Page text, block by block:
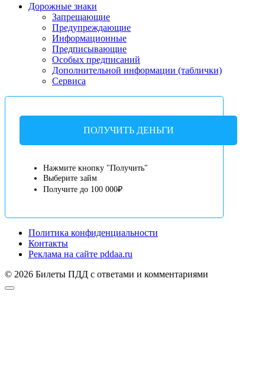
Дорожные знаки
Запрещающие
Предупреждающие
Информационные
Предписывающие
Особых предписаний
Дополнительной информации (таблички)
Сервиса
ПОЛУЧИТЬ ДЕНЬГИ
Нажмите кнопку "Получить"
Выберите займ
Получите до 100 000₽
Политика конфиденциальности
Контакты
Реклама на сайте pddaa.ru
© 2026 Билеты ПДД с ответами и комментариями